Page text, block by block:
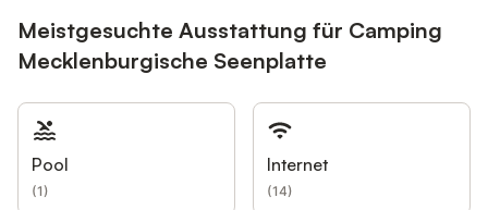
Meistgesuchte Ausstattung für Camping
Mecklenburgische Seenplatte
Pool
(1)
Internet
(14)